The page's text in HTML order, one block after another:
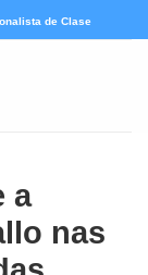
de Clase
a
nas